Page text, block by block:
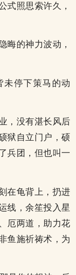
式照思索许久，
晦的神力波动，
未停下策马的动
，没有湛长风后
狱自立门户，硕
兵团，但也叫一
在龟背上，扔进
线，余笙投入星
厄两道，助力花
鱼施祈祷术，为